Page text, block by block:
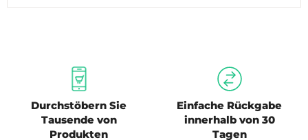
Durchstöbern Sie
Tausende von
Produkten
Einfache Rückgabe
innerhalb von 30
Tagen